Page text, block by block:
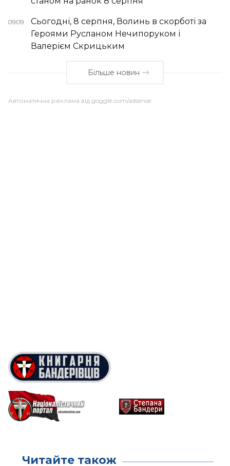
09:09
Сьогодні, 8 серпня, Волинь в скорботі за
Героями Русланом Нечипоруком і
Валерієм Скрицьким
Більше новин
Автоматична реклама від goggle.com/adsense:
Читайте також